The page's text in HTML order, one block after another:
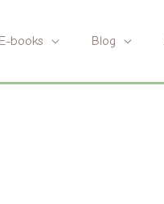
books Blog